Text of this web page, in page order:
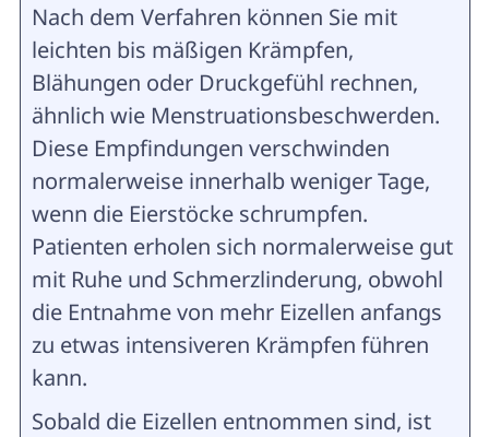
Nach dem Verfahren können Sie mit
leichten bis mäßigen Krämpfen,
Blähungen oder Druckgefühl rechnen,
ähnlich wie Menstruationsbeschwerden.
Diese Empfindungen verschwinden
normalerweise innerhalb weniger Tage,
wenn die Eierstöcke schrumpfen.
Patienten erholen sich normalerweise gut
mit Ruhe und Schmerzlinderung, obwohl
die Entnahme von mehr Eizellen anfangs
zu etwas intensiveren Krämpfen führen
kann.
Sobald die Eizellen entnommen sind, ist